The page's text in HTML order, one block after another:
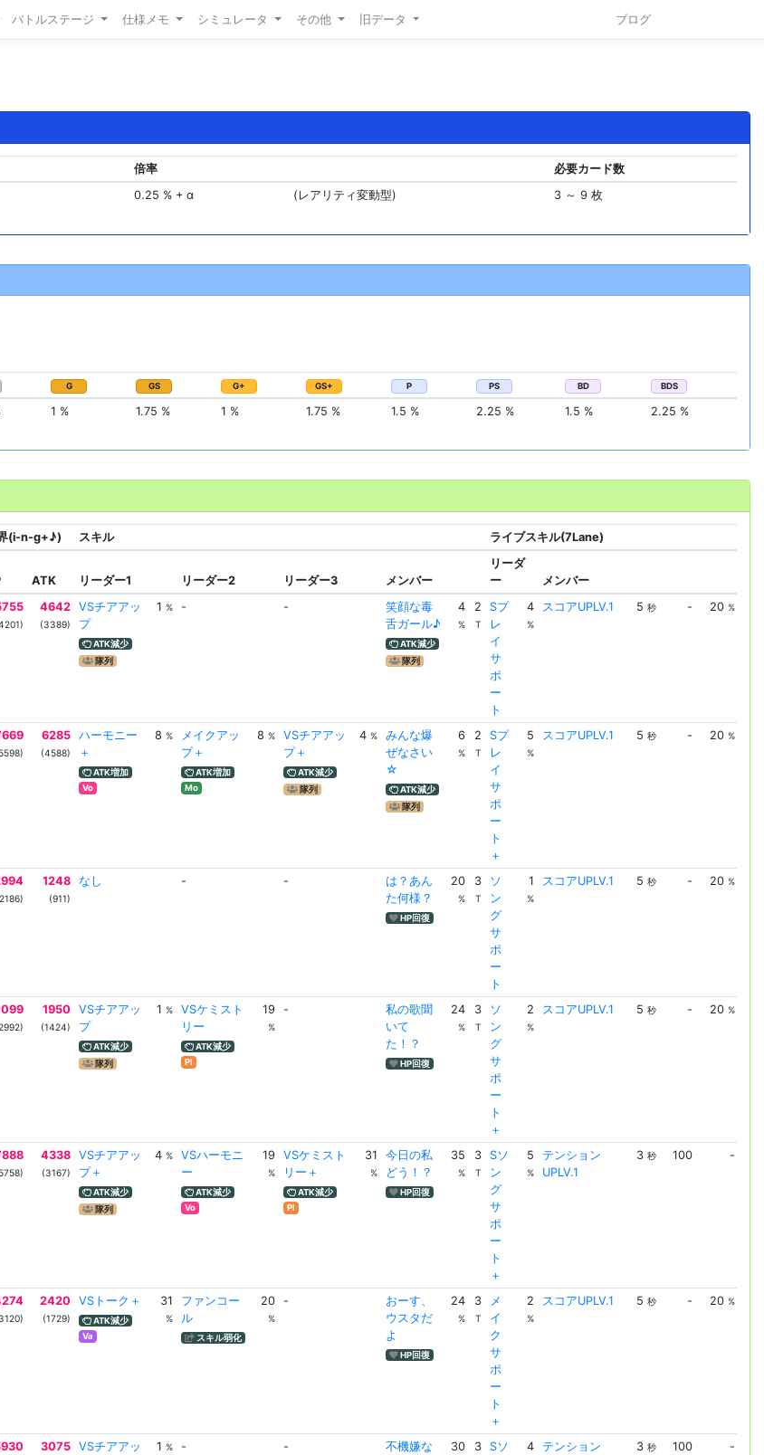
バトルステージ 仕様メモ シミュレータ その他 旧データ ブログ
倍率
必要カード数
0.25 % + α (レアリティ変動型) 3 ～ 9 枚
G GS G+ GS+ P PS BD BDS
1 % 1.75 % 1 % 1.75 % 1.5 % 2.25 % 1.5 % 2.25 %
(i-n-g+♪) スキル ライブスキル(7Lane)
ATK リーダー1 リーダー2 リーダー3 メンバー
リーダ
ー
メンバー
4642
(3389)
VSチアアッ
プ
ATK減少
隊列
1 % - -
笑顔な毒
舌ガール♪
ATK減少
隊列
4
%
2
T
Sプ
レ
イ
サ
ポ
ー
ト
4
%
スコアUPLV.1 5 秒 - 20 %
6285
(4588)
ハーモニー
＋
ATK増加
Vo
8 %
メイクアッ
プ＋
ATK増加
Mo
8 %
VSチアアッ
プ＋
ATK減少
隊列
4 %
みんな爆
ぜなさい
☆
ATK減少
隊列
6
%
2
T
Sプ
レ
イ
サ
ポ
ー
ト
＋
5
%
スコアUPLV.1 5 秒 - 20 %
1248
(911)
なし - -
は？あん
た何様？
HP回復
20
%
3
T
ソ
ン
グ
サ
ポ
ー
ト
1
%
スコアUPLV.1 5 秒 - 20 %
1950
(1424)
VSチアアッ
プ
ATK減少
隊列
1 %
VSケミスト
リー
ATK減少
Pl
19
%
-
私の歌聞
いて
た！？
HP回復
24
%
3
T
ソ
ン
グ
サ
ポ
ー
ト
＋
2
%
スコアUPLV.1 5 秒 - 20 %
4338
(3167)
VSチアアッ
プ＋
ATK減少
隊列
4 %
VSハーモニ
ー
ATK減少
Vo
19
%
VSケミスト
リー＋
ATK減少
Pl
31
%
今日の私
どう！？
HP回復
35
%
3
T
Sソ
ン
グ
サ
ポ
ー
ト
＋
5
%
テンション
UPLV.1
3 秒 100 -
2420
(1729)
VSトーク＋
ATK減少
Va
31
%
ファンコー
ル
スキル弱化
20
%
-
おーす、
ウスタだ
よ
HP回復
24
%
3
T
メ
イ
ク
サ
ポ
ー
ト
＋
2
%
スコアUPLV.1 5 秒 - 20 %
3075
VSチアアッ
1 % - -
不機嫌な
30 3
Sソ
4
テンション
3 秒 100 -